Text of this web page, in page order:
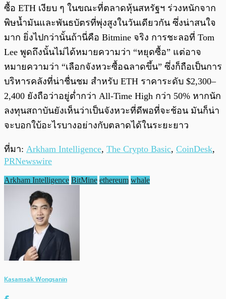
ซื้อ ETH เงียบ ๆ ในขณะที่ตลาดหุ้นสหรัฐฯ ร่วงหนักจาก
พิษน้ำมันและพันธบัตรที่พุ่งสูงในวันเดียวกัน ซึ่งน่าสนใจ
มาก ยิ่งไปกว่านั้นถ้านี่คือ Bitmine จริง การชะลอที่ Tom
Lee พูดถึงนั้นไม่ได้หมายความว่า “หยุดซื้อ” แต่อาจ
หมายความว่า “เลือกจังหวะซื้อฉลาดขึ้น” ซึ่งก็ถือเป็นการ
บริหารคลังที่น่าชื่นชม สำหรับ ETH ราคาระดับ $2,300–
2,400 ยังถือว่าอยู่ต่ำกว่า All-Time High กว่า 50% หากนัก
ลงทุนสถาบันยังเห็นว่าเป็นจังหวะที่ดีพอที่จะช้อน มันก็น่า
จะบอกใบ้อะไรบางอย่างกับตลาดได้ในระยะยาว
ที่มา: Arkham Intelligence, The Crypto Basic, CoinDesk,
PRNewswire
Arkham Intelligence BitMine ethereum whale
Kasamsak Wongsanin